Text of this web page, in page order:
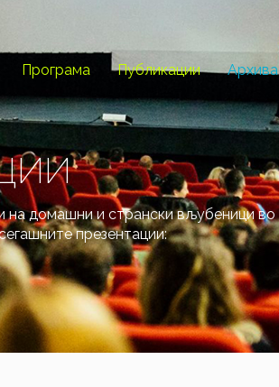
Програма Публикации Архива
на домашни и странски вљубеници во
презентации: